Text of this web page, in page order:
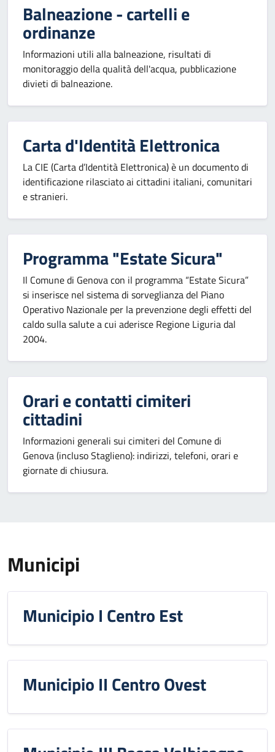
Balneazione - cartelli e
ordinanze
Informazioni utili alla balneazione, risultati di
monitoraggio della qualità dell'acqua, pubblicazione
divieti di balneazione.
Carta d'Identità Elettronica
La CIE (Carta d’Identità Elettronica) è un documento di
identificazione rilasciato ai cittadini italiani, comunitari
e stranieri.
Programma "Estate Sicura"
Il Comune di Genova con il programma “Estate Sicura”
si inserisce nel sistema di sorveglianza del Piano
Operativo Nazionale per la prevenzione degli effetti del
caldo sulla salute a cui aderisce Regione Liguria dal
2004.
Orari e contatti cimiteri
cittadini
Informazioni generali sui cimiteri del Comune di
Genova (incluso Staglieno): indirizzi, telefoni, orari e
giornate di chiusura.
Municipi
Municipio I Centro Est
Municipio II Centro Ovest